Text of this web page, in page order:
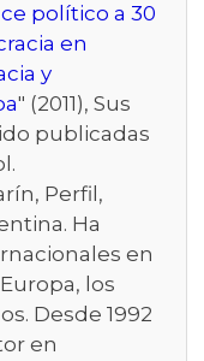
político a 30
en
y
" (2011), Sus
publicadas
Perfil,
Ha
en
los
Desde 1992
en